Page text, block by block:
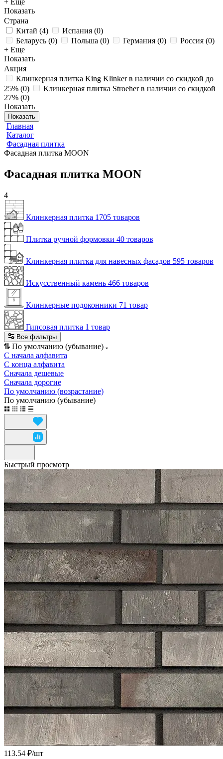
+ Еще
Показать
Страна
Китай (4) Испания (0)
Беларусь (0) Польша (0) Германия (0) Россия (0)
+ Еще
Показать
Акция
Клинкерная плитка King Klinker в наличии со скидкой до
25% (0)
Клинкерная плитка Stroeher в наличии со скидкой
27% (0)
Показать
Показать
Главная
Каталог
Фасадная плитка
Фасадная плитка MOON
Фасадная плитка MOON
4
Клинкерная плитка 1705 товаров
Плитка ручной формовки 40 товаров
Клинкерная плитка для навесных фасадов 595 товаров
Искусственный камень 466 товаров
Клинкерные подоконники 71 товар
Гипсовая плитка 1 товар
Все фильтры
По умолчанию (убывание)
С начала алфавита
С конца алфавита
Сначала дешевые
Сначала дорогие
По умолчанию (возрастание)
По умолчанию (убывание)
Быстрый просмотр
113.54 ₽/шт